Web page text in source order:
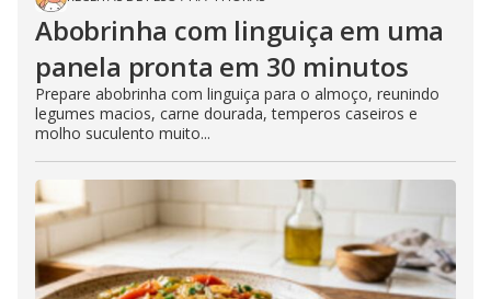
Abobrinha com linguiça em uma
panela pronta em 30 minutos
Prepare abobrinha com linguiça para o almoço, reunindo
legumes macios, carne dourada, temperos caseiros e
molho suculento muito...